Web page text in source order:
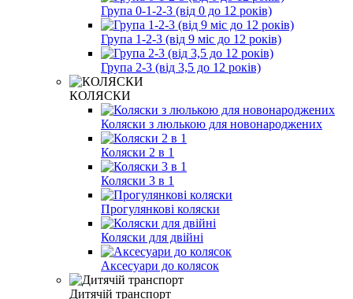
Група 0-1-2-3 (від 0 до 12 років)
Група 1-2-3 (від 9 міс до 12 років)
Група 2-3 (від 3,5 до 12 років)
КОЛЯСКИ
Коляски з люлькою для новонароджених
Коляски 2 в 1
Коляски 3 в 1
Прогулянкові коляски
Коляски для двійні
Аксесуари до колясок
Дитячій транспорт